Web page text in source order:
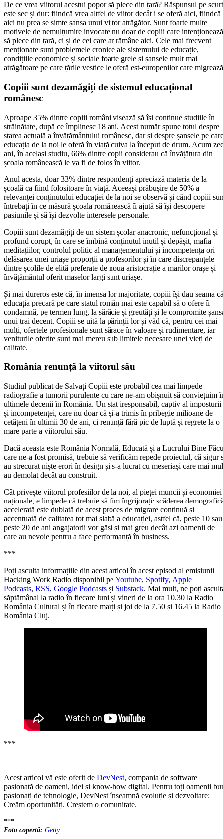
De ce vrea viitorul acestui popor să plece din țară? Răspunsul pe scurt
este sec și dur: fiindcă vrea altfel de viitor decât i se oferă aici, fiindcă
aici nu prea se simte șansa unui viitor atrăgător. Sunt foarte multe
motivele de nemulțumire invocate nu doar de copiii care intenționează
să plece din țară, ci și de cei care ar rămâne aici. Cele mai frecvent
menționate sunt problemele cronice ale sistemului de educație,
condițiile economice și sociale foarte grele și șansele mult mai
atrăgătoare pe care țările vestice le oferă est-europenilor care
Copiii sunt dezamăgiți de sistemul educațional
românesc
Aproape 35% dintre copiii români visează să își continue studiile în
străinătate, după ce împlinesc 18 ani. Acest număr spune totul despre
starea actuală a învățământului românesc, dar și despre șansele pe care
educația de la noi le oferă în viață cuiva la început de drum. Acum
ani, în același studiu, 66% dintre copii considerau că învățătura din
școala românească le va fi de folos în viitor.
Anul acesta, doar 33% dintre respondenți apreciază materia de la
școală ca fiind folositoare în viață. Aceeași prăbușire de 50% a
relevanței conținutului educației de la noi se observă și când copiii
întrebați în ce măsură școala românească îi ajută să își descopere
pasiunile și să își dezvolte interesele personale.
Copiii sunt dezamăgiți de un sistem școlar anacronic, nefuncțional și
profund corupt, în care se îmbină conținutul inutil și depășit, mafia
meditațiilor, controlul politic al managementului și incompetența ori
delăsarea unei uriașe proporții a profesorilor și în care discrepanțele
dintre școlile de elită preferate de noua aristocrație a marilor orașe și
învățământul oferit maselor largi sunt uriașe.
Și mai dureros este că, în imensa lor majoritate, copiii își dau seama că
educația precară pe care statul român mai este capabil să o ofere îi
condamnă, pe termen lung, la sărăcie și greutăți și le compromite
unui trai decent. Copiii se uită la părinții lor și văd că, pentru cei mai
mulți, ofertele profesionale sunt sărace în valoare și rudimentare, iar
veniturile oferite sunt mai mereu sub limitele necesare unei vieți de
calitate.
România renunță la viitorul său
Studiul publicat de Salvați Copiii este probabil cea mai limpede
radiografie a tumorii purulente cu care ne-am obișnuit să conviețuim
ultimele decenii în România. Un stat iresponsabil, captiv al imposturii
și incompetenței, care nu doar că și-a trimis în pribegie milioane de
cetățeni în ultimii 30 de ani, ci renunță fără pic de luptă și regrete la o
mare parte a viitorului său.
Dacă aceasta este România Normală, Educată și a Lucrului Bine
care ne-a fost promisă, trebuie să verificăm repede proiectul, că sigur
au strecurat niște erori în design și s-a lucrat cu meseriași care mai
au demolat decât au construit.
Cât privește viitorul profesiilor de la noi, al pieței muncii și economiei
naționale, e limpede că trebuie să fim îngrijorați: scăderea
accelerată este dublată de acest proces de migrare continuă și
accentuată de calitatea tot mai slabă a educației, astfel că, peste 10 sau
peste 20 de ani angajatorii vor găsi și mai greu decât azi oamenii de
care au nevoie pentru a face performanță în business.
***
Poți asculta informațiile din acest articol în acest episod al emisiunii
Hacking Work Radio disponibil pe Youtube, Spotify, Apple
Podcasts, RSS, Google Podcasts și Substack. Mai mult, ne poți
săptămânal la radio în fiecare luni și vineri de la ora 10.30 la Radio
România Cultural și în fiecare marți și joi de la 7.50 și 16.45 la Radio
România Cluj.
***
Acest articol vă este oferit de DevNest, compania de software
pasionată de oameni, idei și know-how digital. Pentru toți oamenii
pasionați de tehnologie, DevNest înseamnă evoluție și dezvoltare:
Creăm oportunități. Creștem o comunitate.
***
Foto copertă: Getty.